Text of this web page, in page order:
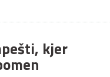
kjer